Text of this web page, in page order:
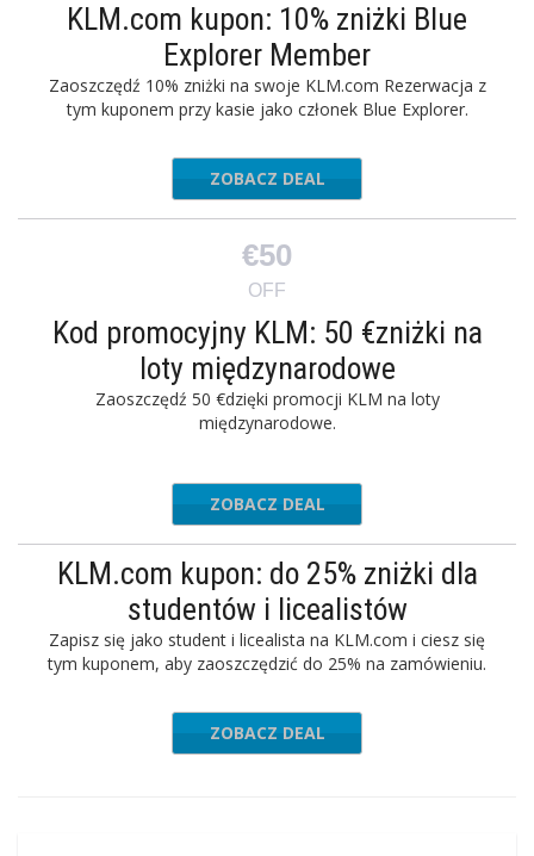
KLM.com kupon: 10% zniżki Blue
Explorer Member
Zaoszczędź 10% zniżki na swoje KLM.com Rezerwacja z
tym kuponem przy kasie jako członek Blue Explorer.
ZOBACZ DEAL
€50
OFF
Kod promocyjny KLM: 50 €zniżki na
loty międzynarodowe
Zaoszczędź 50 €dzięki promocji KLM na loty
międzynarodowe.
ZOBACZ DEAL
KLM.com kupon: do 25% zniżki dla
studentów i licealistów
Zapisz się jako student i licealista na KLM.com i ciesz się
tym kuponem, aby zaoszczędzić do 25% na zamówieniu.
ZOBACZ DEAL